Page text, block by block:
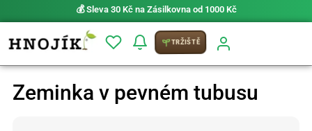
💰 Sleva 30 Kč na Zásilkovna od 1000 Kč
TRŽIŠTĚ
Zeminka v pevném tubusu